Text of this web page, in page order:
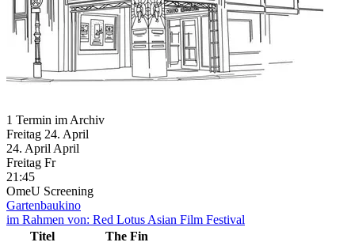
1 Termin im Archiv
Freitag 24. April
24. April April
Freitag Fr
21:45
OmeU Screening
Gartenbaukino
im Rahmen von: Red Lotus Asian Film Festival
Titel
The Fin